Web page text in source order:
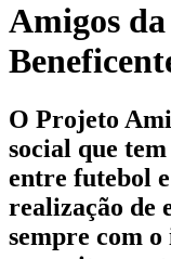
Amigos
O Projeto
social que
entre futebol
realização de
sempre com